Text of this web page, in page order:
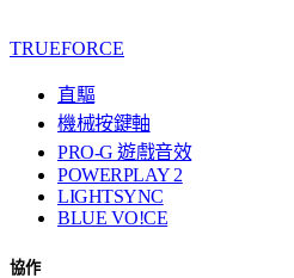
TRUEFORCE
直驅
機械按鍵軸
PRO-G 遊戲音效
POWERPLAY 2
LIGHTSYNC
BLUE VO!CE
協作